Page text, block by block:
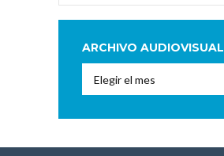
ARCHIVO AUDIOVISUAL
Audiovisual